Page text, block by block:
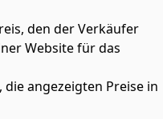
den der Verkäufer
Website für das
angezeigten Preise in